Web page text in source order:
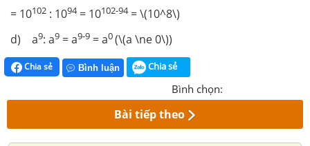
= 10102 : 1094= 10102-94= \(10^8\)
d) a9: a9 = a9-9 = a0(\(a \ne 0\))
Chia sẻ Bình luận Chia sẻ
Bình chọn:
Bài tiếp theo